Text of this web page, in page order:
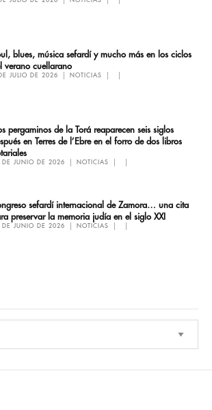
blues, música sefardí y mucho más en los ciclos
verano cuellarano
JULIO DE 2026 NOTICIAS
pergaminos de la Torá reaparecen seis siglos
en Terres de l’Ebre en el forro de dos libros
DE JUNIO DE 2026 NOTICIAS
sefardí internacional de Zamora… una cita
preservar la memoria judía en el siglo XXI
DE JUNIO DE 2026 NOTICIAS